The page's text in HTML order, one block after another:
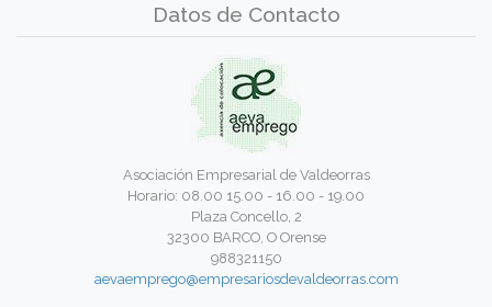
Datos de Contacto
Asociación Empresarial de Valdeorras
Horario: 08.00 15.00 - 16.00 - 19.00
Plaza Concello, 2
32300 BARCO, O Orense
988321150
aevaemprego@empresariosdevaldeorras.com